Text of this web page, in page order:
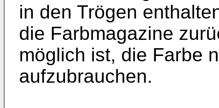
in den Trögen
die Farbmagazine
möglich ist, die Farbe
aufzubrauchen.